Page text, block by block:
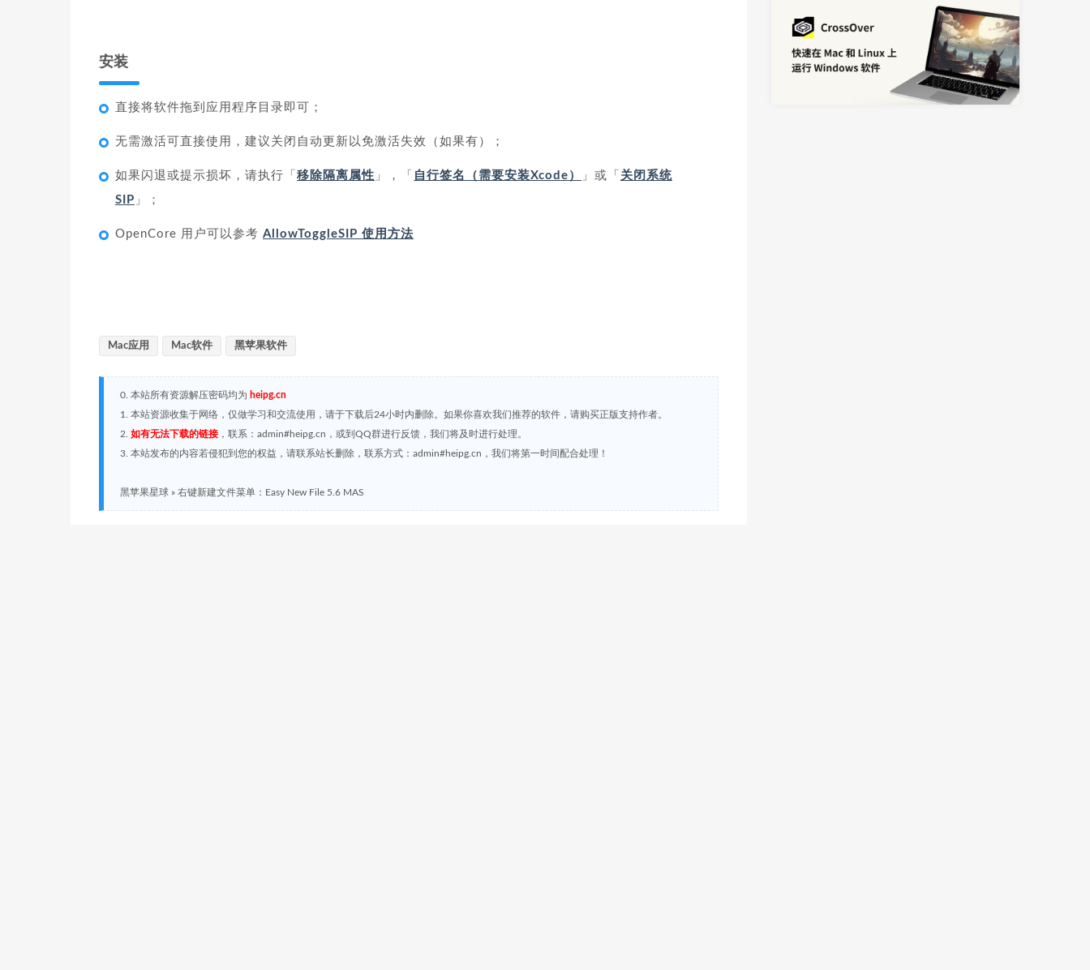
安装
直接将软件拖到应用程序目录即可；
无需激活可直接使用，建议关闭自动更新以免激活失效（如果有）；
如果闪退或提示损坏，请执行「 移除隔离属性 」，「 自行签名（需要安装Xcode） 」或「 关闭系统
SIP 」；
OpenCore 用户可以参考 AllowToggleSIP 使用方法
Mac应用 Mac软件 黑苹果软件
0. 本站所有资源解压密码均为 heipg.cn
1. 本站资源收集于网络，仅做学习和交流使用，请于下载后24小时内删除。如果你喜欢我们推荐的软件，请购买正版支持作者。
2. 如有无法下载的链接，联系：admin#heipg.cn，或到QQ群进行反馈，我们将及时进行处理。
3. 本站发布的内容若侵犯到您的权益，请联系站长删除，联系方式：admin#heipg.cn，我们将第一时间配合处理！
黑苹果星球 » 右键新建文件菜单：Easy New File 5.6 MAS